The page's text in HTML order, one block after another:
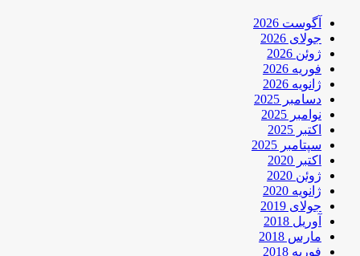
آگوست 2026
جولای 2026
ژوئن 2026
فوریه 2026
ژانویه 2026
دسامبر 2025
نوامبر 2025
اکتبر 2025
سپتامبر 2025
اکتبر 2020
ژوئن 2020
ژانویه 2020
جولای 2019
آوریل 2018
مارس 2018
فوریه 2018